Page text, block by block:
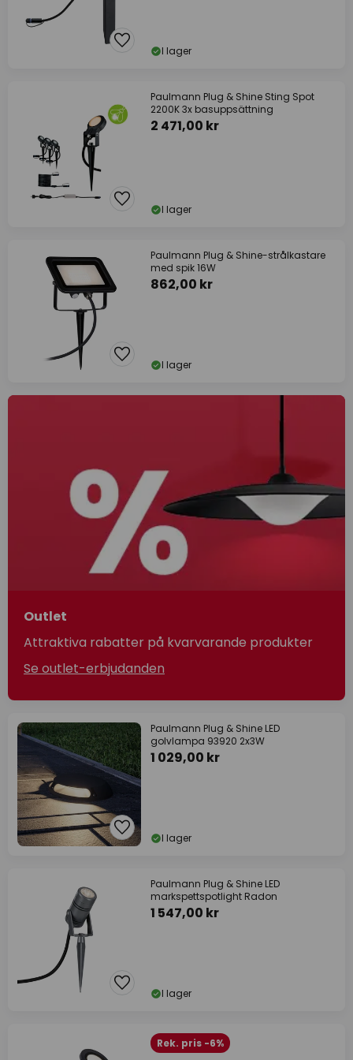
I lager
Paulmann Plug & Shine Sting Spot
2200K 3x basuppsättning
2 471,00 kr
I lager
Paulmann Plug & Shine-strålkastare
med spik 16W
862,00 kr
I lager
Outlet
Attraktiva rabatter på kvarvarande produkter
Se outlet-erbjudanden
Paulmann Plug & Shine LED
golvlampa 93920 2x3W
1 029,00 kr
I lager
Paulmann Plug & Shine LED
markspettspotlight Radon
1 547,00 kr
I lager
Rek. pris -6%